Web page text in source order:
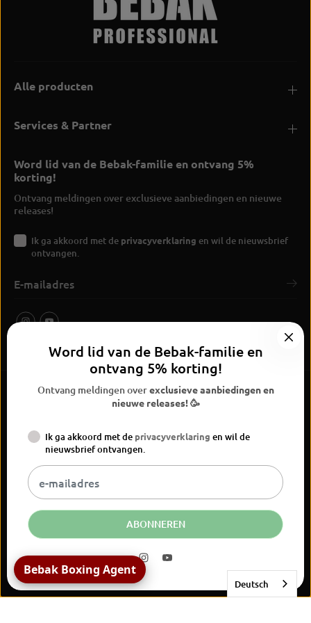
Alle producten
Services & Partner
Word lid van de Bebak-familie en ontvang 5%
korting!
Ontvang meldingen over exclusieve aanbiedingen en nieuwe
releases!
Ik ga akkoord met de privacyverklaring en wil de nieuwsbrief
ontvangen.
BEBAK Boksen 2026
Widerrufsrecht
Algemene voorwaarden
Versand
Kontaktinformationen
Vertrag widerrufen
NL EUR
Word lid van de Bebak-familie en
ontvang 5% korting!
Ontvang meldingen overexclusieve aanbiedingen en
nieuwe releases! 🥳
Ik ga akkoord met de privacyverklaring en wil de
nieuwsbrief ontvangen.
ABONNEREN
Deutsch
Bebak Boxing Agent